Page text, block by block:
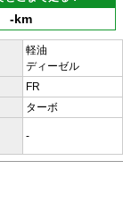
-km
軽油
ディーゼル
FR
ターボ
-